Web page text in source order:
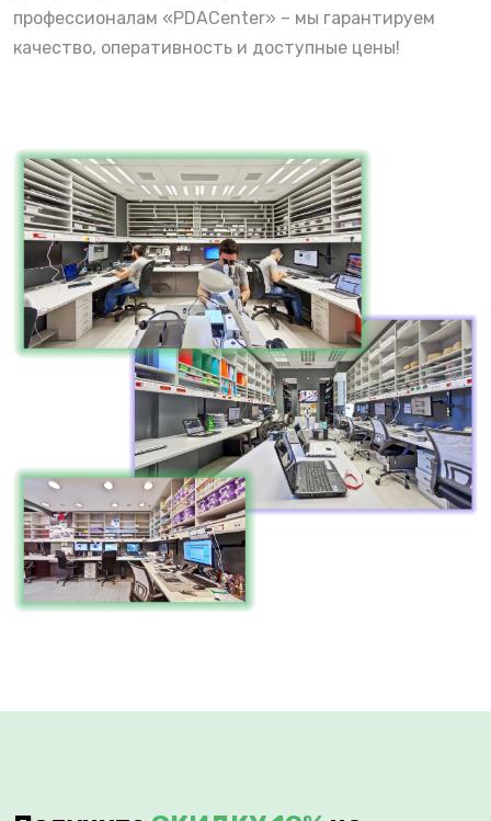
профессионалам «PDACenter» – мы гарантируем
качество, оперативность и доступные цены!